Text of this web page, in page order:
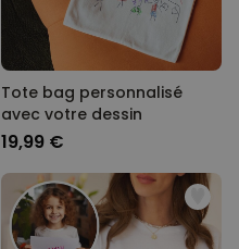
Tote bag personnalisé
avec votre dessin
19,99 €